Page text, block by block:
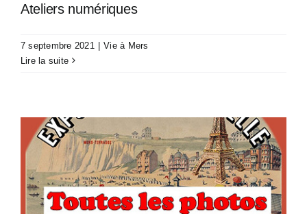
Ateliers numériques
7 septembre 2021 | Vie à Mers
Lire la suite